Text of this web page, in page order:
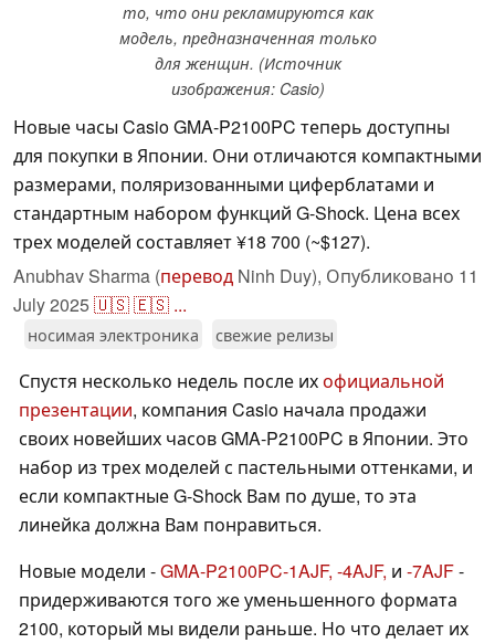
то, что они рекламируются как
модель, предназначенная только
для женщин. (Источник
изображения: Casio)
Новые часы Casio GMA-P2100PC теперь доступны
для покупки в Японии. Они отличаются компактными
размерами, поляризованными циферблатами и
стандартным набором функций G-Shock. Цена всех
трех моделей составляет ¥18 700 (~$127).
Anubhav Sharma (перевод Ninh Duy), Опубликовано 11
July 2025🇺🇸🇪🇸 ...
носимая электроника свежие релизы
Спустя несколько недель после ихофициальной
презентации, компания Casio начала продажи
своих новейших часов GMA-P2100PC в Японии. Это
набор из трех моделей с пастельными оттенками, и
если компактные G-Shock Вам по душе, то эта
линейка должна Вам понравиться.
Новые модели -GMA-P2100PC-1AJF, -4AJF, и -7AJF-
придерживаются того же уменьшенного формата
2100, который мы видели раньше. Но что делает их